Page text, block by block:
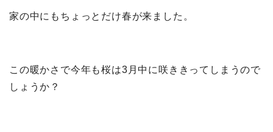
家の中にもちょっとだけ春が来ました。
この暖かさで今年も桜は3月中に咲ききってしまうので
しょうか？